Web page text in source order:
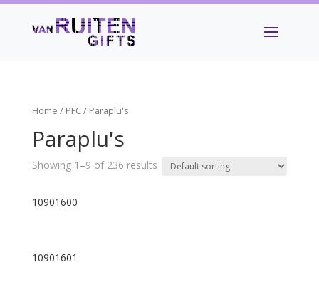
Home / PFC/ Paraplu's
Paraplu's
Showing 1–9 of 236 results
10901600
10901601